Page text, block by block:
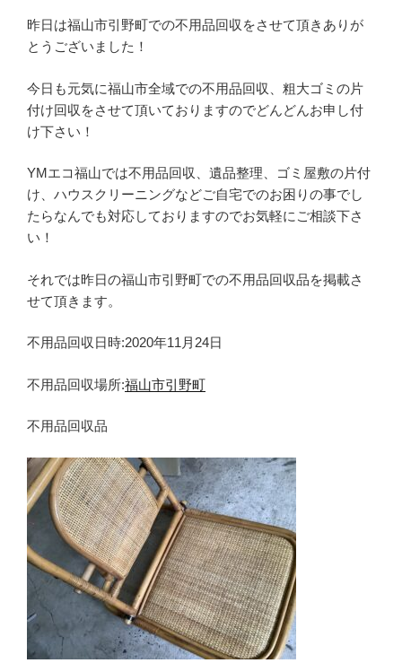
昨日は福山市引野町での不用品回収をさせて頂きありが
とうございました！
今日も元気に福山市全域での不用品回収、粗大ゴミの片
付け回収をさせて頂いておりますのでどんどんお申し付
け下さい！
YMエコ福山では不用品回収、遺品整理、ゴミ屋敷の片付
け、ハウスクリーニングなどご自宅でのお困りの事でし
たらなんでも対応しておりますのでお気軽にご相談下さ
い！
それでは昨日の福山市引野町での不用品回収品を掲載さ
せて頂きます。
不用品回収日時:2020年11月24日
不用品回収場所:福山市引野町
不用品回収品